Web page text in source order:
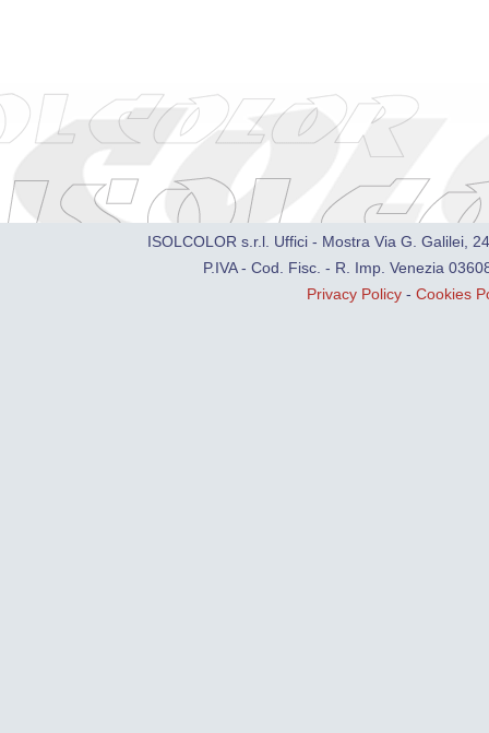
ISOLCOLOR s.r.l. Uffici - Mostra Via G. Galilei,
P.IVA - Cod. Fisc. - R. Imp. Venezia
Privacy Policy -Cookies